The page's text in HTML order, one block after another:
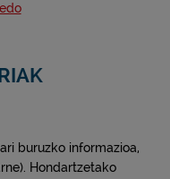
buruzko informazioa,
Hondartzetako